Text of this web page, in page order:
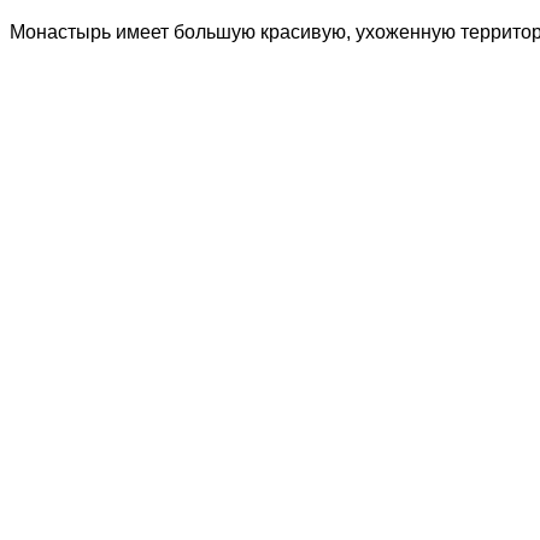
Монастырь имеет большую красивую, ухоженную